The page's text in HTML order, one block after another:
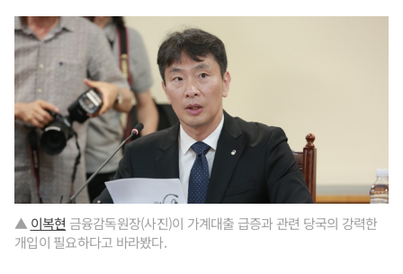
▲ 이복현 금융감독원장(사진)이 가계대출 급증과 관련 당국의 강력한
개입이 필요하다고 바라봤다.